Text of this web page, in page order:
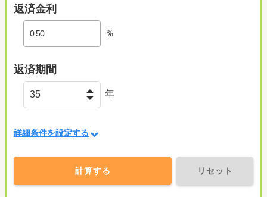
返済金利
％
返済期間
年
詳細条件を設定する
計算する リセット